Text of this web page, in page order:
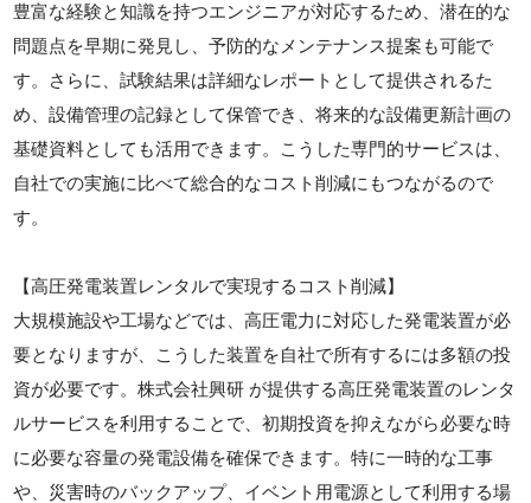
豊富な経験と知識を持つエンジニアが対応するため、潜在的な
問題点を早期に発見し、予防的なメンテナンス提案も可能で
す。さらに、試験結果は詳細なレポートとして提供されるた
め、設備管理の記録として保管でき、将来的な設備更新計画の
基礎資料としても活用できます。こうした専門的サービスは、
自社での実施に比べて総合的なコスト削減にもつながるので
す。
【高圧発電装置レンタルで実現するコスト削減】
大規模施設や工場などでは、高圧電力に対応した発電装置が必
要となりますが、こうした装置を自社で所有するには多額の投
資が必要です。株式会社興研 が提供する高圧発電装置のレンタ
ルサービスを利用することで、初期投資を抑えながら必要な時
に必要な容量の発電設備を確保できます。特に一時的な工事
や、災害時のバックアップ、イベント用電源として利用する場